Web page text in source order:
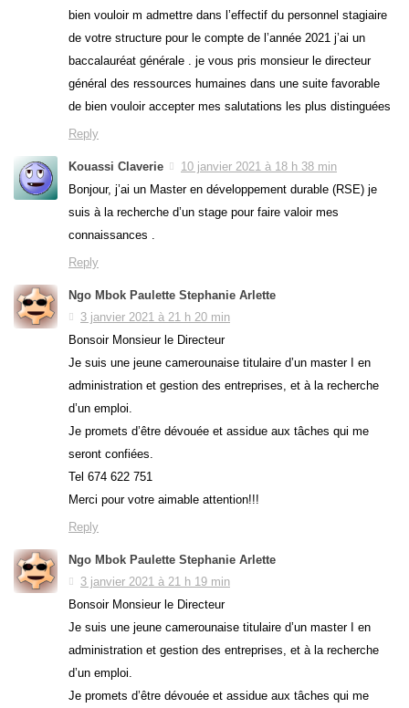
bien vouloir m admettre dans l’effectif du personnel stagiaire
de votre structure pour le compte de l’année 2021 j’ai un
baccalauréat générale . je vous pris monsieur le directeur
général des ressources humaines dans une suite favorable
de bien vouloir accepter mes salutations les plus distinguées
Reply
Kouassi Claverie
10 janvier 2021 à 18 h 38 min
Bonjour, j’ai un Master en développement durable (RSE) je
suis à la recherche d’un stage pour faire valoir mes
connaissances .
Reply
Ngo Mbok Paulette Stephanie Arlette
3 janvier 2021 à 21 h 20 min
Bonsoir Monsieur le Directeur
Je suis une jeune camerounaise titulaire d’un master I en
administration et gestion des entreprises, et à la recherche
d’un emploi.
Je promets d’être dévouée et assidue aux tâches qui me
seront confiées.
Tel 674 622 751
Merci pour votre aimable attention!!!
Reply
Ngo Mbok Paulette Stephanie Arlette
3 janvier 2021 à 21 h 19 min
Bonsoir Monsieur le Directeur
Je suis une jeune camerounaise titulaire d’un master I en
administration et gestion des entreprises, et à la recherche
d’un emploi.
Je promets d’être dévouée et assidue aux tâches qui me